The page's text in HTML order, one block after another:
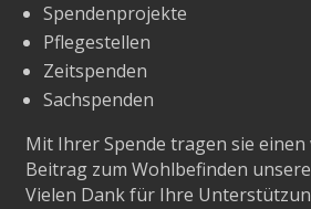
Spendenprojekte
Pflegestellen
Zeitspenden
Sachspenden
Mit Ihrer Spende tragen sie einen
Beitrag zum Wohlbefinden
Vielen Dank für Ihre